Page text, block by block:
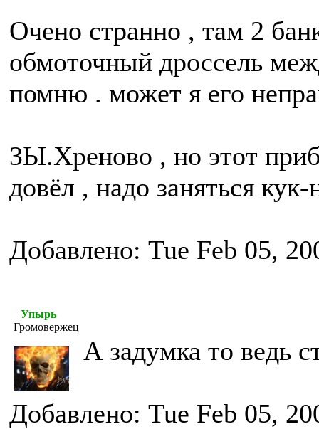
Очено странно , там 2
обмоточный дроссель
помню . может я его
ЗЫ.Хреново , но этот
довёл , надо заняться кук-
Добавлено: Tue Feb 05,
Упырь
Громовержец
А задумка то ведь
Добавлено: Tue Feb 05,